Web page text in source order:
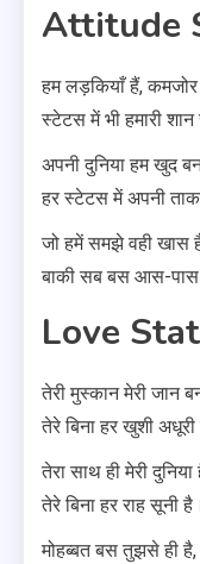
Attitude
हम लड़कियाँ हैं, कमजोर
स्टेटस में भी हमारी शान
अपनी दुनिया हम खुद
हर स्टेटस में अपनी
जो हमें समझे वही खास
बाकी सब बस आस-पास
Love
तेरी मुस्कान मेरी जान
तेरे बिना हर खुशी
तेरा साथ ही मेरी दुनिया
तेरे बिना हर राह सूनी है।
मोहब्बत बस तुझसे ही है,